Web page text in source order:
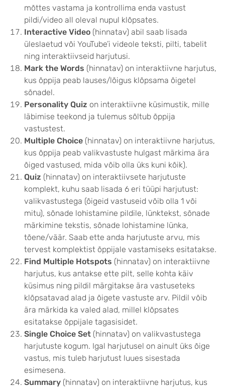
mõttes vastama ja kontrollima enda vastust
pildi/video all oleval nupul klõpsates.
Interactive Video (hinnatav) abil saab lisada
üleslaetud või YouTube’i videole teksti, pilti, tabelit
ning interaktiivseid harjutusi.
Mark the Words (hinnatav) on interaktiivne harjutus,
kus õppija peab lauses/lõigus klõpsama õigetel
sõnadel.
Personality Quiz on interaktiivne küsimustik, mille
läbimise teekond ja tulemus sõltub õppija
vastustest.
Multiple Choice (hinnatav) on interaktiivne harjutus,
kus õppija peab valikvastuste hulgast märkima ära
õiged vastused, mida võib olla üks kuni kõik).
Quiz (hinnatav) on interaktiivsete harjutuste
komplekt, kuhu saab lisada 6 eri tüüpi harjutust:
valikvastustega (õigeid vastuseid võib olla 1 või
mitu), sõnade lohistamine pildile, lünktekst, sõnade
märkimine tekstis, sõnade lohistamine lünka,
tõene/väär. Saab ette anda harjutuste arvu, mis
tervest komplektist õppijale vastamiseks esitatakse.
Find Multiple Hotspots (hinnatav) on interaktiivne
harjutus, kus antakse ette pilt, selle kohta käiv
küsimus ning pildil märgitakse ära vastuseteks
klõpsatavad alad ja õigete vastuste arv. Pildil võib
ära märkida ka valed alad, millel klõpsates
esitatakse õppijale tagasisidet.
Single Choice Set (hinnatav) on valikvastustega
harjutuste kogum. Igal harjutusel on ainult üks õige
vastus, mis tuleb harjutust luues sisestada
esimesena.
Summary (hinnatav) on interaktiivne harjutus, kus